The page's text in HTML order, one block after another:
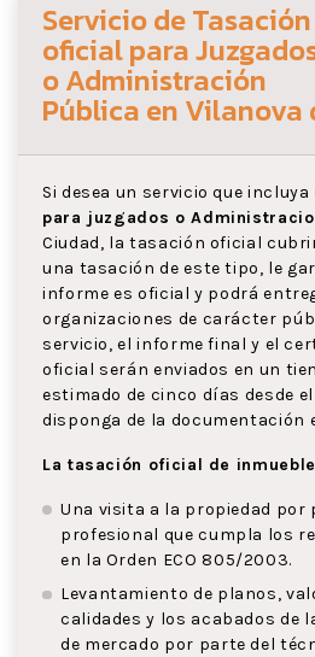
Servicio de Tasación
oficial para
o Administración
Pública en Vilanova
Si desea un servicio que incluya
para juzgados o
Ciudad, la tasación oficial
una tasación de este tipo, le
informe es oficial y podrá
organizaciones de carácter
servicio, el informe final y el
oficial serán enviados en un
estimado de cinco días desde
disponga de la documentación
La tasación oficial de
Una visita a la propiedad por
profesional que cumpla los
en la Orden ECO 805/2003.
Levantamiento de planos,
calidades y los acabados de
de mercado por parte del